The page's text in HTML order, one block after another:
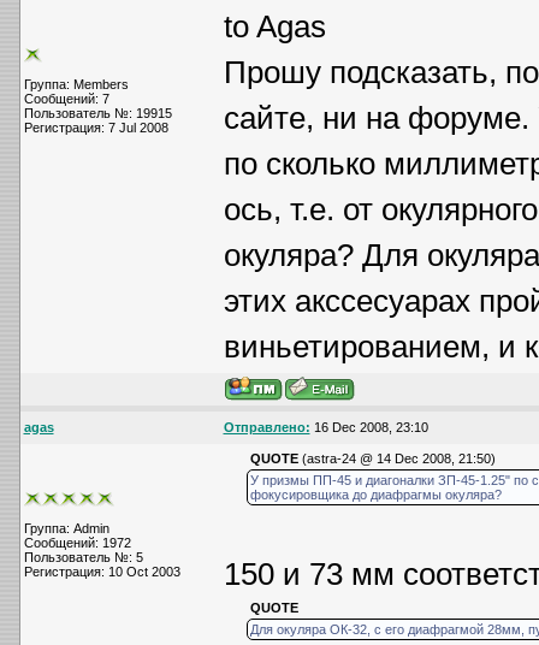
Группа: Members
Сообщений: 7
Пользователь №: 19915
Регистрация: 7 Jul 2008
to Agas
Прошу подсказать,
сайте, ни на
по сколько
ось, т.е. от
окуляра? Для
этих акссесуарах
виньетированием, и
agas Отправлено: 16 Dec 2008, 23:10
Группа: Admin
Сообщений: 1972
Пользователь №: 5
Регистрация: 10 Oct 2003
QUOTE (astra-24 @ 14 Dec 2008, 21:50)
У призмы ПП-45 и диагоналки ЗП-45-1.25" по
фокусировщика до диафрагмы окуляра?
150 и 73 мм
QUOTE
Для окуляра ОК-32, с его диафрагмой 28мм,